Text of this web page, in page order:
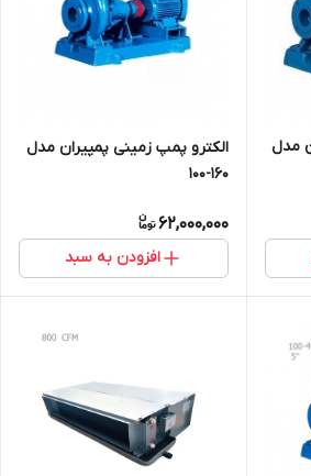
مدل
الکترو پمپ زمینی پمپیران مدل
160-100
62,000,000
افزودن به سبد